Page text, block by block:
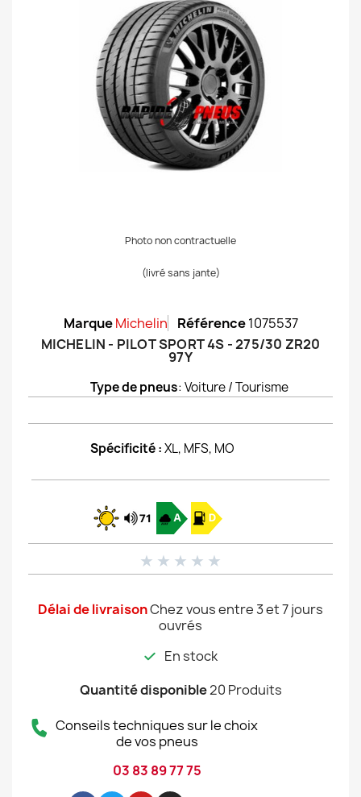
Photo non contractuelle
(livré sans jante)
Marque Michelin Référence 1075537
MICHELIN - PILOT SPORT 4S - 275/30 ZR20
97Y
Type de pneus: Voiture / Tourisme
Spécificité :XL, MFS, MO
★ ★ ★ ★ ★
Délai de livraisonChez vous entre 3 et 7 jours
ouvrés
En stock
Quantité disponible20 Produits
Conseils techniques sur le choix
de vos pneus
03 83 89 77 75